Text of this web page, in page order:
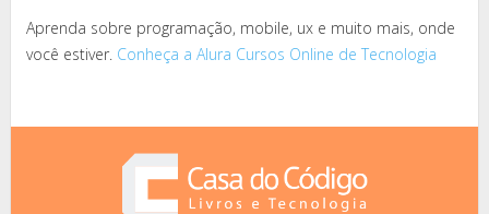
Aprenda sobre programação, mobile, ux e muito mais, onde
você estiver. Conheça a Alura Cursos Online de Tecnologia